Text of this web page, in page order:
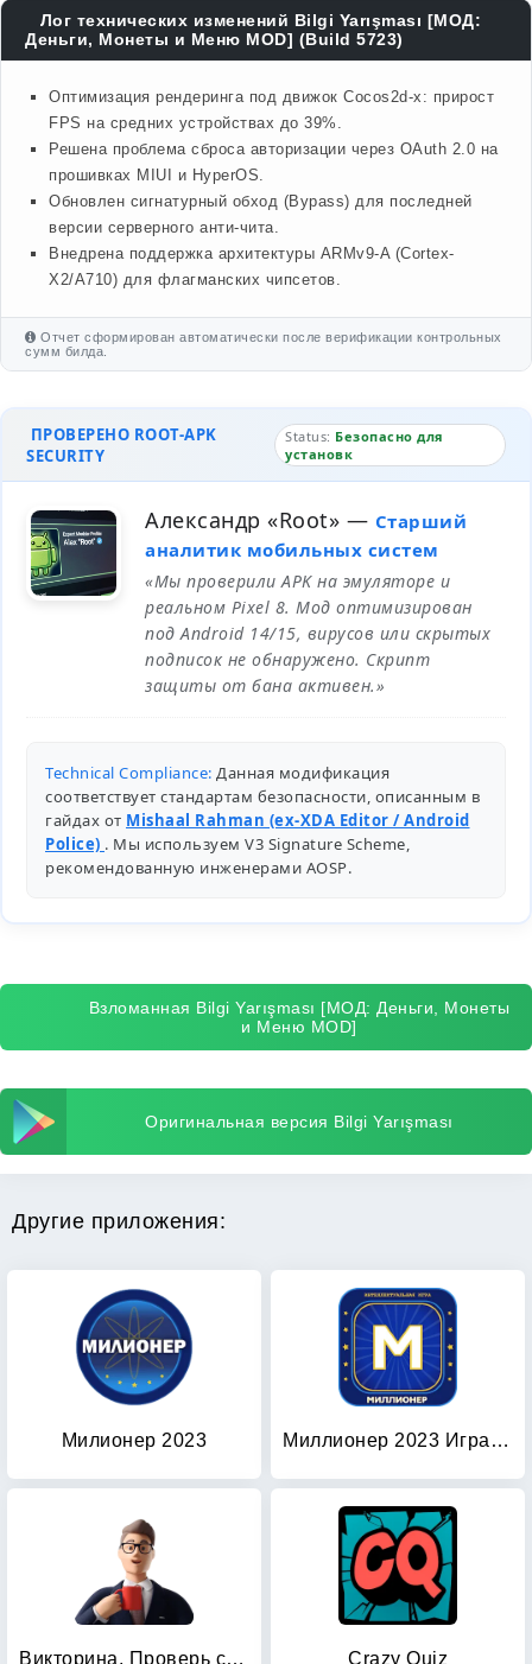
Лог технических изменений Bilgi Yarışması [МОД:
Деньги, Монеты и Меню MOD] (Build 5723)
Оптимизация рендеринга под движок Cocos2d-x: прирост
FPS на средних устройствах до 39%.
Решена проблема сброса авторизации через OAuth 2.0 на
прошивках MIUI и HyperOS.
Обновлен сигнатурный обход (Bypass) для последней
версии серверного анти-чита.
Внедрена поддержка архитектуры ARMv9-A (Cortex-
X2/A710) для флагманских чипсетов.
Отчет сформирован автоматически после верификации контрольных
сумм билда.
ПРОВЕРЕНО ROOT-APK
SECURITY
Status: Безопасно для
установк
Александр «Root» — Старший
аналитик мобильных систем
«Мы проверили APK на эмуляторе и
реальном Pixel 8. Мод оптимизирован
под Android 14/15, вирусов или скрытых
подписок не обнаружено. Скрипт
защиты от бана активен.»
Technical Compliance: Данная модификация
соответствует стандартам безопасности, описанным в
гайдах от Mishaal Rahman (ex-XDA Editor / Android
Police) . Мы используем V3 Signature Scheme,
рекомендованную инженерами AOSP.
Взломанная Bilgi Yarışması [МОД: Деньги, Монеты
и Меню MOD]
Оригинальная версия Bilgi Yarışması
Другие приложения:
Милионер 2023 Миллионер 2023 Игра викторина
Викторина. Проверь свои знания Crazy Quiz